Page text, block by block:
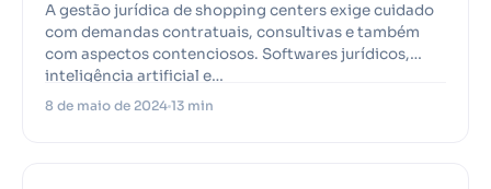
A gestão jurídica de shopping centers exige cuidado
com demandas contratuais, consultivas e também
com aspectos contenciosos. Softwares jurídicos,
inteligência artificial e…
8 de maio de 2024 13 min